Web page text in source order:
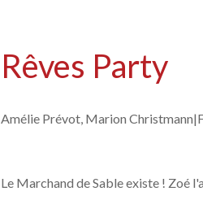
Rêves Party
Amélie Prévot, Marion Christmann|
Le Marchand de Sable existe ! Zoé l'a